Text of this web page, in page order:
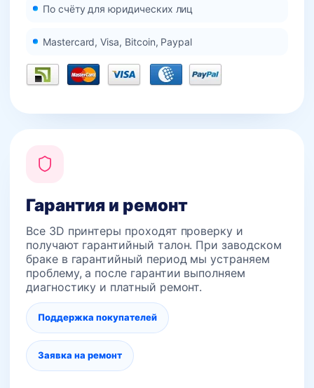
По счёту для юридических лиц
Mastercard, Visa, Bitcoin, Paypal
Гарантия и ремонт
Все 3D принтеры проходят проверку и
получают гарантийный талон. При заводском
браке в гарантийный период мы устраняем
проблему, а после гарантии выполняем
диагностику и платный ремонт.
Поддержка покупателей
Заявка на ремонт